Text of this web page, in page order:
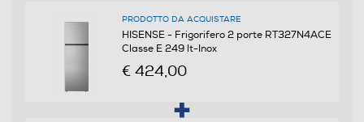
Raffreddamento frigorifero
No Frost (Ventilato+Deumidifica)
PRODOTTO DA ACQUISTARE
HISENSE - Frigorifero 2 porte RT327N4ACE
Classe E 249 lt-Inox
€ 424,00